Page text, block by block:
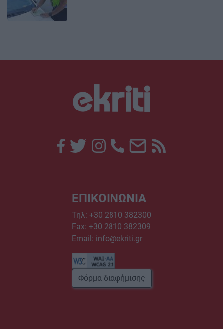
ΕΠΙΚΟΙΝΩΝΙΑ
Τηλ: +30 2810 382300
Fax: +30 2810 382309
Email: info@ekriti.gr
Φόρμα διαφήμισης